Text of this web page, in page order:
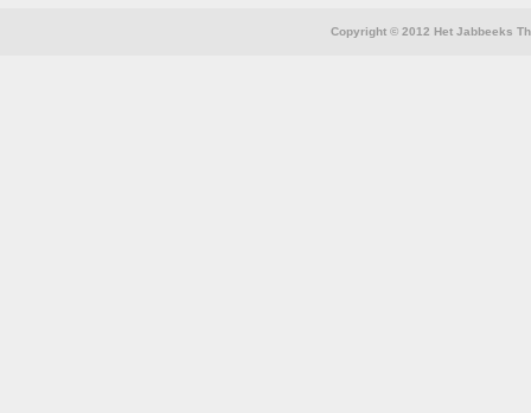
Copyright © 2012 Het Jabbeeks